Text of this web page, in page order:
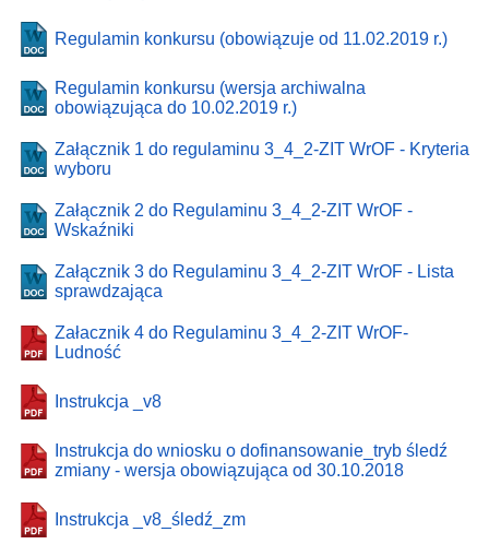
Regulamin konkursu (obowiązuje od 11.02.2019 r.)
Regulamin konkursu (wersja archiwalna
obowiązująca do 10.02.2019 r.)
Załącznik 1 do regulaminu 3_4_2-ZIT WrOF - Kryteria
wyboru
Załącznik 2 do Regulaminu 3_4_2-ZIT WrOF -
Wskaźniki
Załącznik 3 do Regulaminu 3_4_2-ZIT WrOF - Lista
sprawdzająca
Załacznik 4 do Regulaminu 3_4_2-ZIT WrOF-
Ludność
Instrukcja _v8
Instrukcja do wniosku o dofinansowanie_tryb śledź
zmiany - wersja obowiązująca od 30.10.2018
Instrukcja _v8_śledź_zm